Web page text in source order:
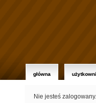
główna
Nie jesteś zalogowany.